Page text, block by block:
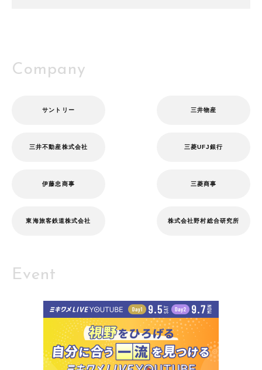
Company
サントリー 三井物産
三井不動産株式会社 三菱UFJ銀行
伊藤忠商事 三菱商事
東海旅客鉄道株式会社 株式会社野村総合研究所
Event